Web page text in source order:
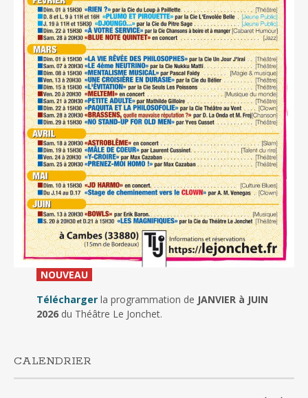
NOUVEAU_
Télécharger la programmation de JANVIER à JUIN
2026du Théâtre Le Jonchet.
CALENDRIER